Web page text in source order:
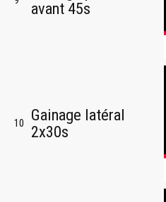
avant 45s
10
Gainage latéral
2x30s